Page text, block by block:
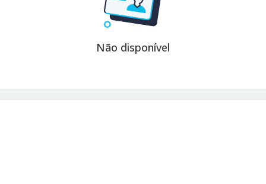
Não disponível